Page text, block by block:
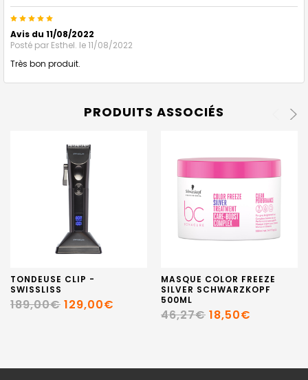
5
Avis du 11/08/2022
Posté par Esthel. le 11/08/2022
Très bon produit.
PRODUITS ASSOCIÉS
TONDEUSE CLIP -
SWISSLISS
189,00€ 129,00€
MASQUE COLOR FREEZE
SILVER SCHWARZKOPF
500ML
46,27€ 18,50€